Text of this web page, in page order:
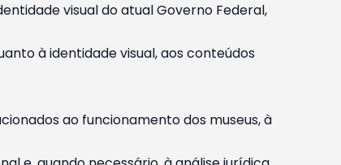
visual do atual Governo Federal,
à identidade visual, aos conteúdos
ao funcionamento dos museus, à